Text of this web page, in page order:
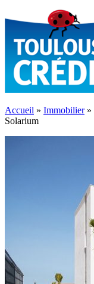
Accueil » Immobilier»
Solarium